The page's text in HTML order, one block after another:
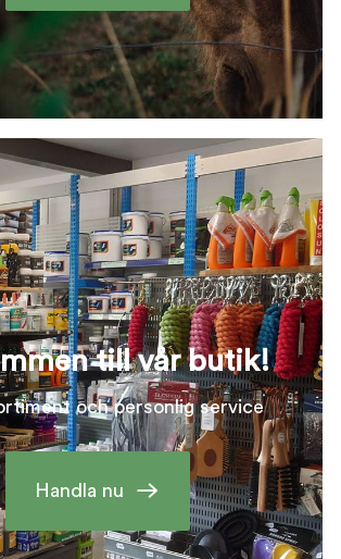
till vår butik!
och personlig service
Handla nu